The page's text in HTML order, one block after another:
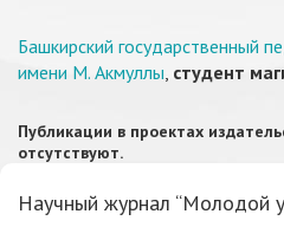
Башкирский государственный
имени М. Акмуллы, студент
Публикации в проектах
отсутствуют.
Научный журнал “Молодой